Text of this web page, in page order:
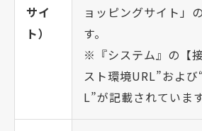
サイ
ト）
ョッピングサイト」
す。
※『システム』の【
スト環境URL”およ
L”が記載されています